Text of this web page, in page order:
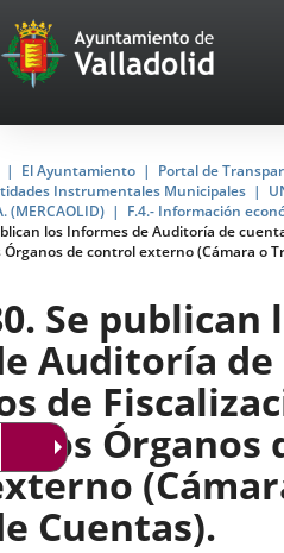
Portal
Web
del
Ayuntamiento
de
Valladolid
El Ayuntamiento Portal de
Instrumentales Municipales
(MERCAOLID)
F.4.- Información
los Informes de Auditoría de
Órganos de control externo (Cámara o
Se publican
Auditoría
de
los Órganos
Cuentas).